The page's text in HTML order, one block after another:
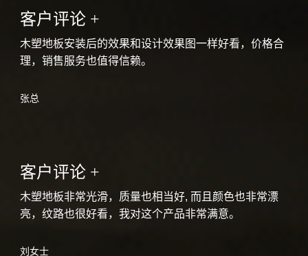
客户评论 +
木塑地板安装后的效果和设计效果图一样好看，价格合
理，销售服务也值得信赖。
张总
客户评论 +
木塑地板非常光滑，质量也相当好, 而且颜色也非常漂
亮，纹路也很好看，我对这个产品非常满意。
刘女士